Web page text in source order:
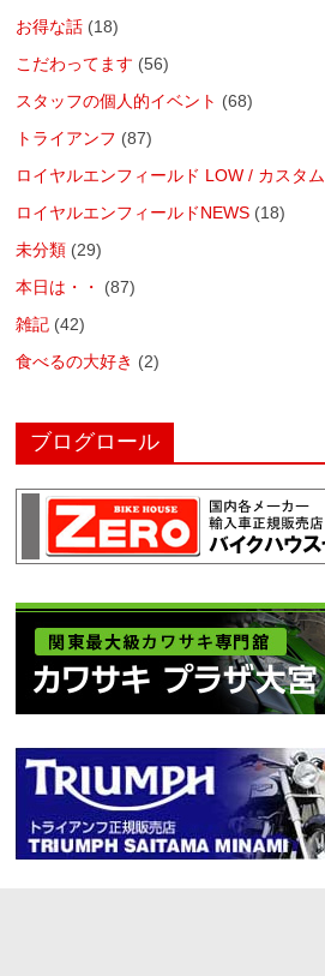
お得な話 (18)
こだわってます (56)
スタッフの個人的イベント (68)
トライアンフ (87)
ロイヤルエンフィールド LOW / カスタム
ロイヤルエンフィールドNEWS (18)
未分類 (29)
本日は・・
(87)
雑記 (42)
食べるの大好き (2)
ブログロール